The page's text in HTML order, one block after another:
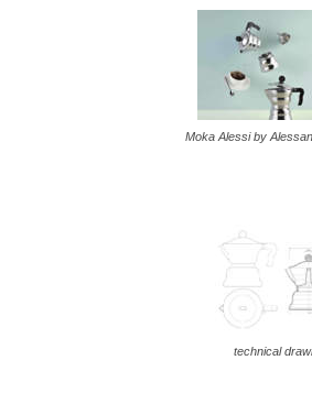
Moka Alessi by
technical